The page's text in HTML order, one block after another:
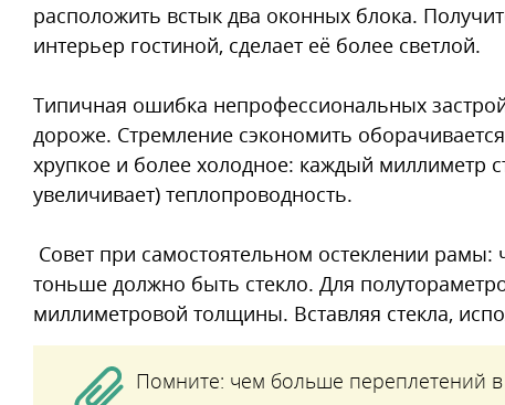
расположить встык два оконных блока.
интерьер гостиной, сделает её более светлой.
Типичная ошибка непрофессиональных
дороже. Стремление сэкономить
хрупкое и более холодное: каждый миллиметр
увеличивает) теплопроводность.
Совет при самостоятельном остеклении
тоньше должно быть стекло. Для
миллиметровой толщины. Вставляя стекла,
Помните: чем больше переплетений